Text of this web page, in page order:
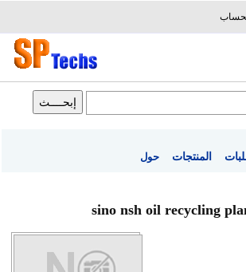
المنتجات حول
sino nsh oil recycling